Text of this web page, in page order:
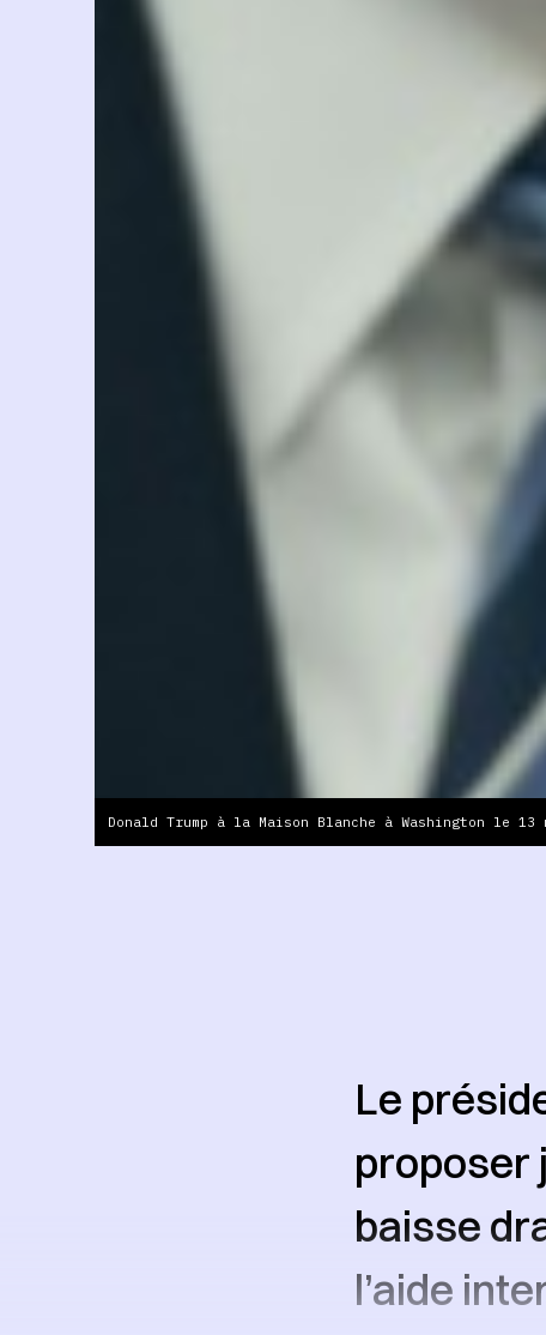
Donald Trump à la Maison Blanche à Washington le 13
Le
proposer
baisse
l’aide